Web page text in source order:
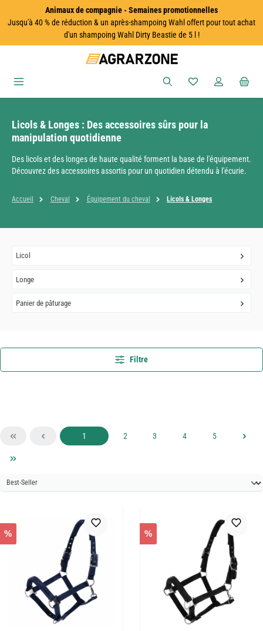
Passer au contenu principalAnimaux de compagnie - Semaines promotionnelles
Jusqu'à 40 % de réduction & un après-shampoing Wahl offert pour tout achat
d'un shampoing Wahl Dirty Beastie de 5 l !
Vous avez 0
Licols & Longes : Des accessoires sûrs pour la
manipulation quotidienne
Des licols et des longes de haute qualité forment la base de l'équipement.
Découvrez des accessoires assortis pour un quotidien détendu à l'écurie.
Accueil Cheval Équipement du cheval Licols & Longes
Licol
Longe
Panier de pâturage
Filtre
Page
1 Page
2 Page
3 Page
4 Page
5
% %